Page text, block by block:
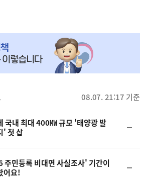
08.07. 21:17 기준
국내 최대 400㎿ 규모 '태양광 발
' 첫 삽
일
민등록 비대면 사실조사' 기간이
어요!